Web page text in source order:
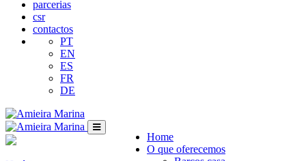
parcerias
csr
contactos
PT
EN
ES
FR
DE
Home
O que oferecemos